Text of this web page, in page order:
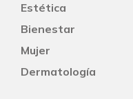
Estética
Bienestar
Mujer
Dermatología